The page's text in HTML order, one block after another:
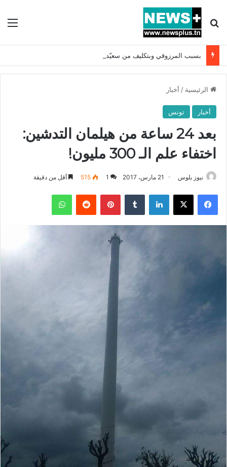
بحث عن
الرئيسية / أخبار
أخبار تونس
بعد 24 ساعة من هيلمان التدشين:
اختفاء علم الـ 300 مليون!
نيوز بلوس 21 مارس، 2017 1
515 أقل من دقيقة
فيسبوك X لينكدإن بينتيريست واتساب